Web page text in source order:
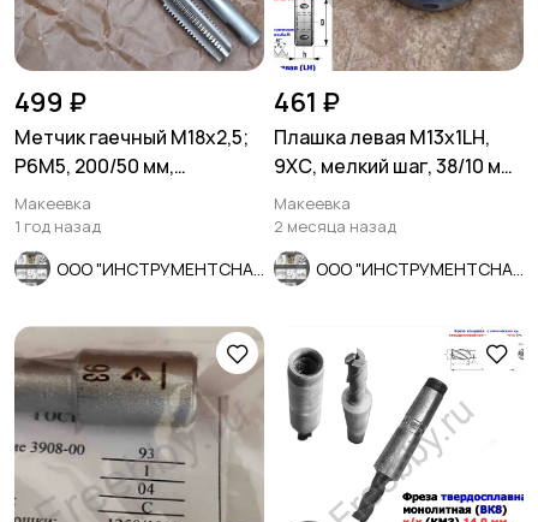
499 ₽
Метчик гаечный М18х2,5;
Р6М5, 200/50 мм,
длинный, основной шаг,
СССР.
Макеевка
1 год назад
461 ₽
Плашка левая М13х1LH,
9ХС, мелкий шаг, 38/10 мм,
ГОСТ 7740-71
Макеевка
2 месяца назад